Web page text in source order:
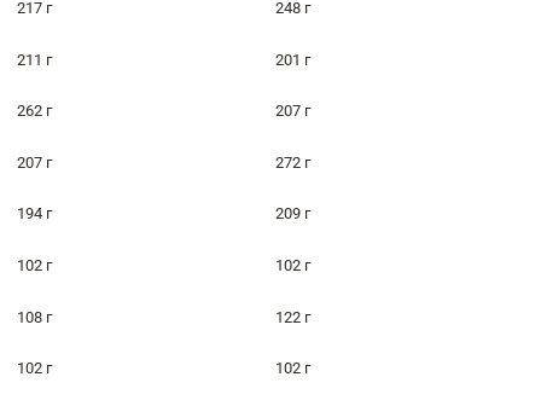
217 г 248 г
211 г 201 г
262 г 207 г
207 г 272 г
194 г 209 г
102 г 102 г
108 г 122 г
102 г 102 г